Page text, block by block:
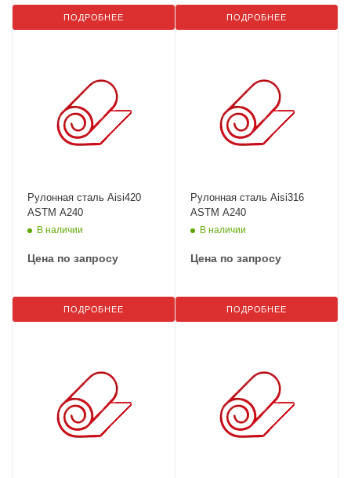
ПОДРОБНЕЕ ПОДРОБНЕЕ
Рулонная сталь Aisi420
ASTM A240
В наличии
Цена по запросу
ПОДРОБНЕЕ
Рулонная сталь Aisi316
ASTM A240
В наличии
Цена по запросу
ПОДРОБНЕЕ